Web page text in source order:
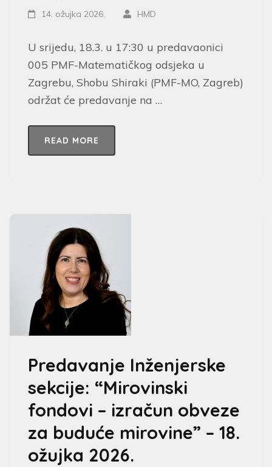
14. ožujka 2026. HMD
U srijedu, 18.3. u 17:30 u predavaonici
005 PMF-Matematičkog odsjeka u
Zagrebu, Shobu Shiraki (PMF-MO, Zagreb)
održat će predavanje na …
READ MORE
Predavanje Inženjerske
sekcije: “Mirovinski
fondovi – izračun obveze
za buduće mirovine” – 18.
ožujka 2026.